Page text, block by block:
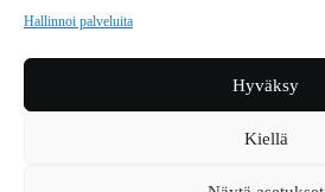
Hallinnoi palveluita
Hyväksy
Kiellä
REKISTERISELOSTE
TILAUKSEN PERUUTUSPYYNTÖ
TILAUSOHJEET JA -EHDOT